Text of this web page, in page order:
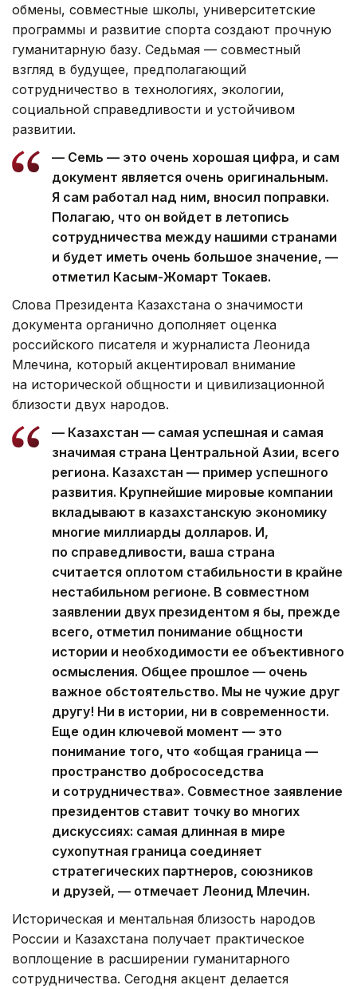
обмены, совместные школы, университетские
программы и развитие спорта создают прочную
гуманитарную базу. Седьмая — совместный
взгляд в будущее, предполагающий
сотрудничество в технологиях, экологии,
социальной справедливости и устойчивом
развитии.
— Семь — это очень хорошая цифра, и сам
документ является очень оригинальным.
Я сам работал над ним, вносил поправки.
Полагаю, что он войдет в летопись
сотрудничества между нашими странами
и будет иметь очень большое значение, —
отметил Касым-Жомарт Токаев.
Слова Президента Казахстана о значимости
документа органично дополняет оценка
российского писателя и журналиста Леонида
Млечина, который акцентировал внимание
на исторической общности и цивилизационной
близости двух народов.
— Казахстан — самая успешная и самая
значимая страна Центральной Азии, всего
региона. Казахстан — пример успешного
развития. Крупнейшие мировые компании
вкладывают в казахстанскую экономику
многие миллиарды долларов. И,
по справедливости, ваша страна
считается оплотом стабильности в крайне
нестабильном регионе. В совместном
заявлении двух президентом я бы, прежде
всего, отметил понимание общности
истории и необходимости ее объективного
осмысления. Общее прошлое — очень
важное обстоятельство. Мы не чужие друг
другу! Ни в истории, ни в современности.
Еще один ключевой момент — это
понимание того, что «общая граница —
пространство добрососедства
и сотрудничества». Совместное заявление
президентов ставит точку во многих
дискуссиях: самая длинная в мире
сухопутная граница соединяет
стратегических партнеров, союзников
и друзей, — отмечает Леонид Млечин.
Историческая и ментальная близость народов
России и Казахстана получает практическое
воплощение в расширении гуманитарного
сотрудничества. Сегодня акцент делается